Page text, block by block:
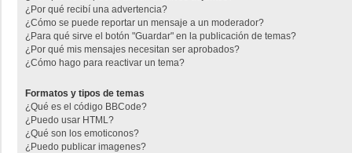
¿Por qué recibí una advertencia?
¿Cómo se puede reportar un mensaje a un moderador?
¿Para qué sirve el botón "Guardar" en la publicación de temas?
¿Por qué mis mensajes necesitan ser aprobados?
¿Cómo hago para reactivar un tema?
Formatos y tipos de temas
¿Qué es el código BBCode?
¿Puedo usar HTML?
¿Qué son los emoticonos?
¿Puedo publicar imagenes?